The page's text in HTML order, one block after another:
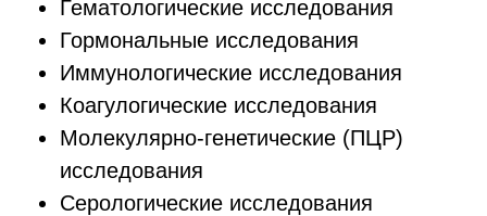
Гематологические исследования
Гормональные исследования
Иммунологические исследования
Коагулогические исследования
Молекулярно-генетические (ПЦР)
исследования
Серологические исследования